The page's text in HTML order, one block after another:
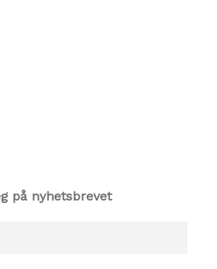
på nyhetsbrevet